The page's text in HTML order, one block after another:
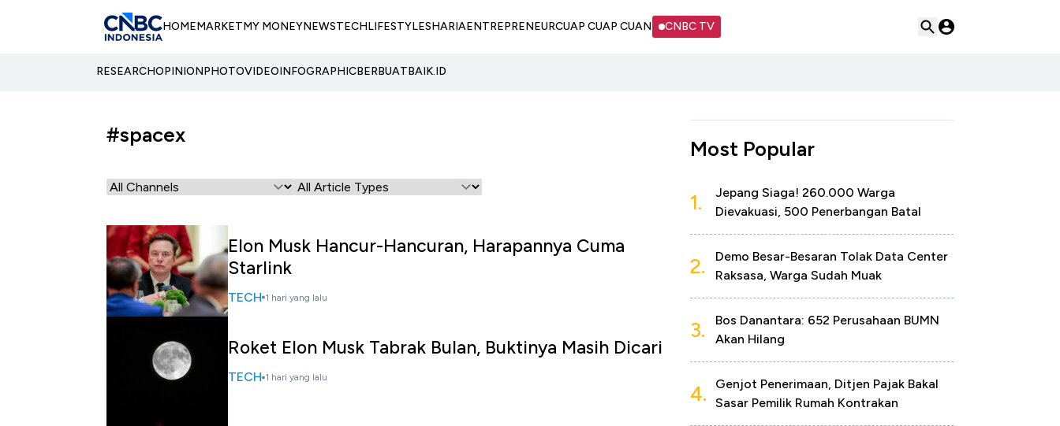
HOMEMARKETMY MONEYNEWSTECHLIFESTYLESHARIAENTREPRENEURCUAP CUAP CUAN CNBC TV
RESEARCHOPINIONPHOTOVIDEOINFOGRAPHICBERBUATBAIK.ID
#spacex
Elon Musk Hancur-Hancuran, Harapannya Cuma
Starlink
TECH 1 hari yang lalu
Roket Elon Musk Tabrak Bulan, Buktinya Masih Dicari
TECH 1 hari yang lalu
Most Popular
1.
Jepang Siaga! 260.000 Warga
Dievakuasi, 500 Penerbangan Batal
2.
Demo Besar-Besaran Tolak Data Center
Raksasa, Warga Sudah Muak
3.
Bos Danantara: 652 Perusahaan BUMN
Akan Hilang
4.
Genjot Penerimaan, Ditjen Pajak Bakal
Sasar Pemilik Rumah Kontrakan